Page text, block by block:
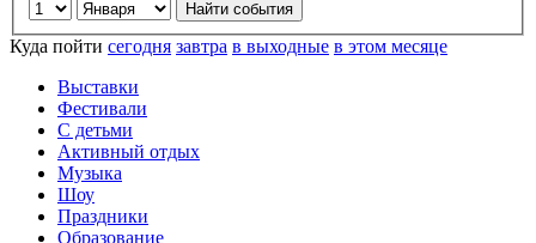
Куда пойти сегодня завтра в выходные в этом месяце
Выставки
Фестивали
С детьми
Активный отдых
Музыка
Шоу
Праздники
Образование